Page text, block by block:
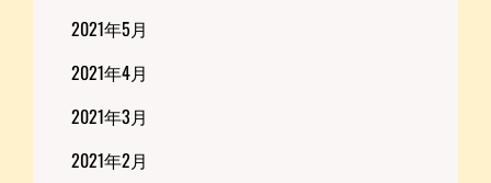
2021年5月
2021年4月
2021年3月
2021年2月